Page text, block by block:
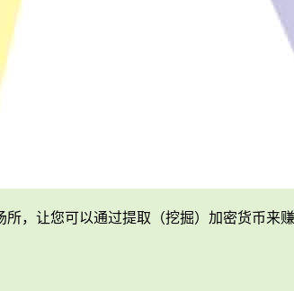
，让您可以通过提取（挖掘）加密货币来